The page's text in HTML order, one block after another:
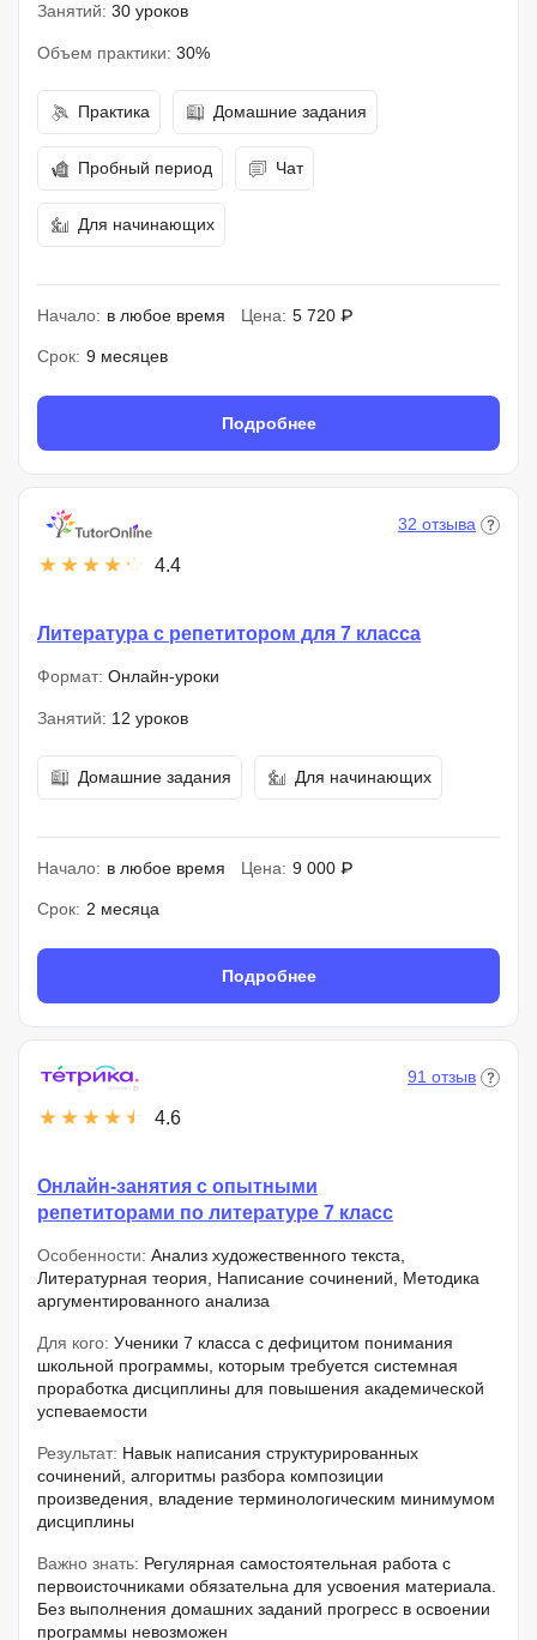
Занятий: 30 уроков
Объем практики: 30%
Практика Домашние задания
Пробный период Чат
Для начинающих
Начало: в любое время Цена: 5 720 ₽
Срок: 9 месяцев
Подробнее
4.4
32 отзыва
Литература с репетитором для 7 класса
Формат: Онлайн-уроки
Занятий: 12 уроков
Домашние задания Для начинающих
Начало: в любое время Цена: 9 000 ₽
Срок: 2 месяца
Подробнее
4.6
91 отзыв
Онлайн-занятия с опытными
репетиторами по литературе 7 класс
Особенности: Анализ художественного текста,
Литературная теория, Написание сочинений, Методика
аргументированного анализа
Для кого: Ученики 7 класса с дефицитом понимания
школьной программы, которым требуется системная
проработка дисциплины для повышения академической
успеваемости
Результат: Навык написания структурированных
сочинений, алгоритмы разбора композиции
произведения, владение терминологическим минимумом
дисциплины
Важно знать: Регулярная самостоятельная работа с
первоисточниками обязательна для усвоения материала.
Без выполнения домашних заданий прогресс в освоении
программы невозможен